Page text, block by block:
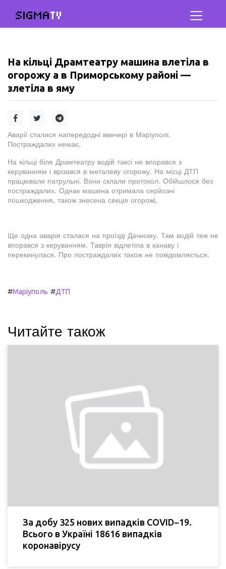
SIGMATV
На кільці Драмтеатру машина влетіла в
огорожу а в Приморському районі —
злетіла в яму
Аварії сталися напередодні ввечері в Маріуполі.
Постраждалих немає.
На кільці біля Драмтеатру водій таксі не впорався з
керуванням і врізався в металеву огорожу. На місці ДТП
працювали патрульні. Вони склали протокол. Обійшлося без
постраждалих. Однак машина отримала серйозні
пошкодження, також знесена секція огорожі.
Ще одна аварія сталася на проїзді Дачному. Там водій теж не
впорався з керуванням. Таврія відлетіла в канаву і
перекинулася. Про постраждалих також не повідомляється.
#Маріуполь #ДТП
Читайте також
За добу 325 нових випадків COVID−19.
Всього в Україні 18616 випадків
коронавірусу